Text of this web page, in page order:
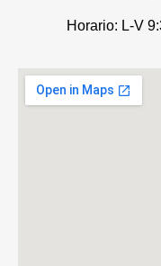
Horario: L-V